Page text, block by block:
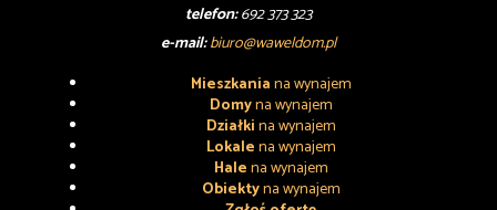
telefon:692 373 323
e-mail:biuro@waweldom.pl
Mieszkaniana wynajem
Domyna wynajem
Działkina wynajem
Lokalena wynajem
Halena wynajem
Obiektyna wynajem